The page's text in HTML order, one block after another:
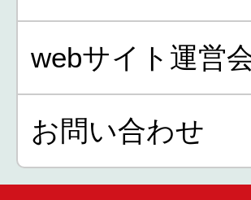
webサイト運営
お問い合わせ